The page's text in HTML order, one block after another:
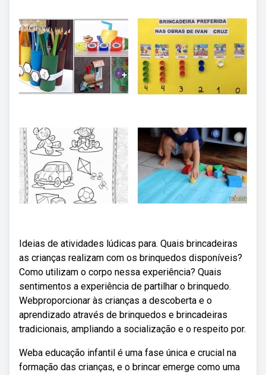
Ideias de atividades lúdicas para. Quais brincadeiras
as crianças realizam com os brinquedos disponíveis?
Como utilizam o corpo nessa experiência? Quais
sentimentos a experiência de partilhar o brinquedo.
Webproporcionar às crianças a descoberta e o
aprendizado através de brinquedos e brincadeiras
tradicionais, ampliando a socialização e o respeito por.
Weba educação infantil é uma fase única e crucial na
formação das crianças, e o brincar emerge como uma